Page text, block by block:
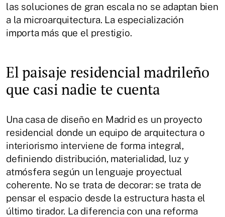
las soluciones de gran escala no se adaptan bien
a la microarquitectura. La especialización
importa más que el prestigio.
El paisaje residencial madrileño
que casi nadie te cuenta
Una casa de diseño en Madrid es un proyecto
residencial donde un equipo de arquitectura o
interiorismo interviene de forma integral,
definiendo distribución, materialidad, luz y
atmósfera según un lenguaje proyectual
coherente. No se trata de decorar: se trata de
pensar el espacio desde la estructura hasta el
último tirador. La diferencia con una reforma